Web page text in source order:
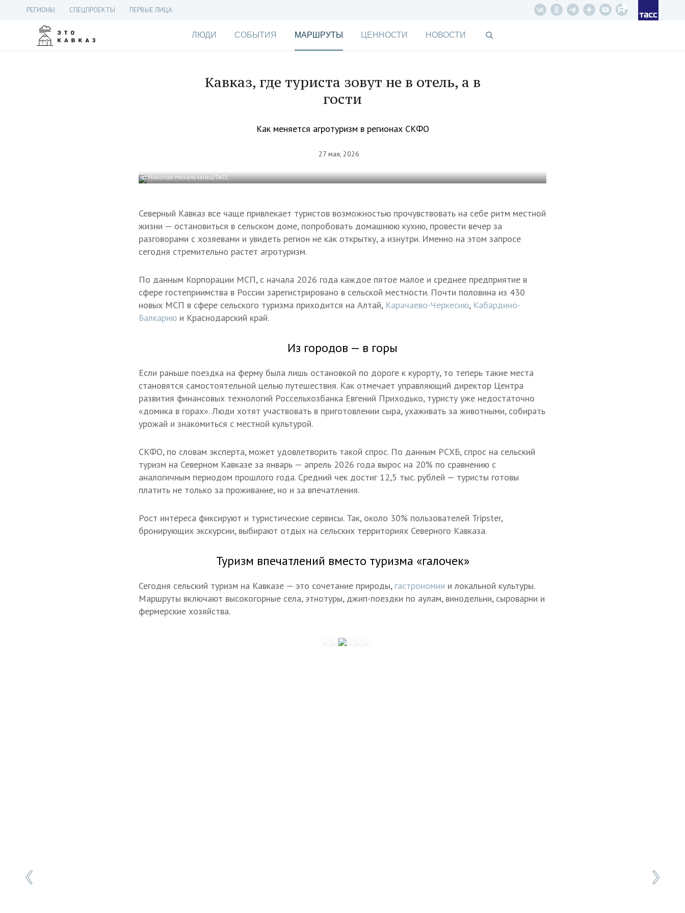
РЕГИОНЫ СПЕЦПРОЕКТЫ ПЕРВЫЕ ЛИЦА
ЛЮДИ СОБЫТИЯ МАРШРУТЫ ЦЕННОСТИ НОВОСТИ
Кавказ, где туриста зовут не в отель, а в
гости
Как меняется агротуризм в регионах СКФО
27 мая, 2026
© Николай Михальченко/ТАСС
Северный Кавказ все чаще привлекает туристов возможностью прочувствовать на себе ритм местной
жизни — остановиться в сельском доме, попробовать домашнюю кухню, провести вечер за
разговорами с хозяевами и увидеть регион не как открытку, а изнутри. Именно на этом запросе
сегодня стремительно растет агротуризм.
По данным Корпорации МСП, с начала 2026 года каждое пятое малое и среднее предприятие в
сфере гостеприимства в России зарегистрировано в сельской местности. Почти половина из 430
новых МСП в сфере сельского туризма приходится на Алтай, Карачаево-Черкесию, Кабардино-
Балкарию и Краснодарский край.
Из городов — в горы
Если раньше поездка на ферму была лишь остановкой по дороге к курорту, то теперь такие места
становятся самостоятельной целью путешествия. Как отмечает управляющий директор Центра
развития финансовых технологий Россельхозбанка Евгений Приходько, туристу уже недостаточно
«домика в горах». Люди хотят участвовать в приготовлении сыра, ухаживать за животными, собирать
урожай и знакомиться с местной культурой.
СКФО, по словам эксперта, может удовлетворить такой спрос. По данным РСХБ, спрос на сельский
туризм на Северном Кавказе за январь — апрель 2026 года вырос на 20% по сравнению с
аналогичным периодом прошлого года. Средний чек достиг 12,5 тыс. рублей — туристы готовы
платить не только за проживание, но и за впечатления.
Рост интереса фиксируют и туристические сервисы. Так, около 30% пользователей Tripster,
бронирующих экскурсии, выбирают отдых на сельских территориях Северного Кавказа.
Туризм впечатлений вместо туризма «галочек»
Сегодня сельский туризм на Кавказе — это сочетание природы, гастрономии и локальной культуры.
Маршруты включают высокогорные села, этнотуры, джип-поездки по аулам, винодельни, сыроварни и
фермерские хозяйства.